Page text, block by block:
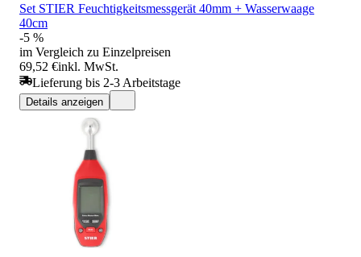
Set STIER Feuchtigkeitsmessgerät 40mm + Wasserwaage
40cm
-5 %
im Vergleich zu Einzelpreisen
69,52 €inkl. MwSt.
Lieferung bis 2-3 Arbeitstage
Details anzeigen